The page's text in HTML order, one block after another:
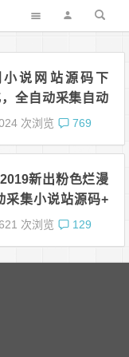
小说网站源码下
全自动采集自动
次浏览 769
新出粉色烂漫
采集小说站源码+
次浏览 129